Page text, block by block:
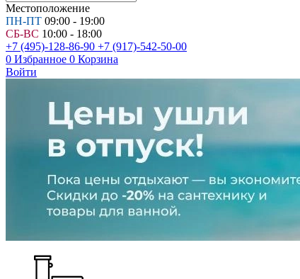
Местоположение
ПН-ПТ 09:00 - 19:00
СБ-ВС 10:00 - 18:00
+7 (495)-128-86-90 +7 (917)-542-50-00
0 Избранное 0 Корзина
Войти